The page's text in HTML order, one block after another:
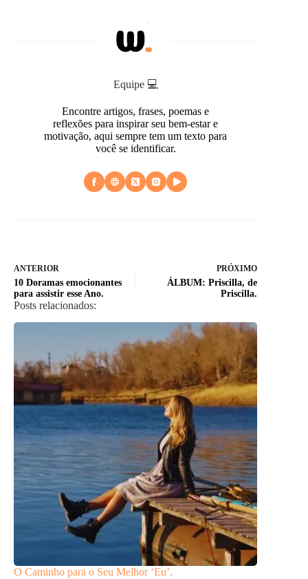
Equipe 💻
Encontre artigos, frases, poemas e
reflexões para inspirar seu bem-estar e
motivação, aqui sempre tem um texto para
você se identificar.
ANTERIOR
10 Doramas emocionantes
para assistir esse Ano.
PRÓXIMO
ÁLBUM: Priscilla, de
Priscilla.
Posts relacionados:
O Caminho para o Seu Melhor ‘Eu’.